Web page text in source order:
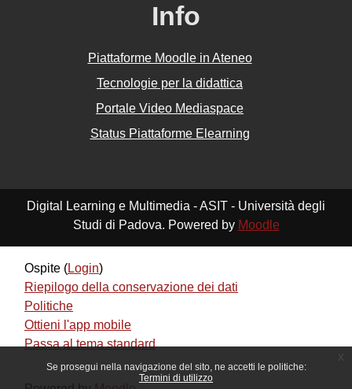
Se prosegui nella navigazione del sito, ne accetti le politiche:
Termini di utilizzo
Info
Piattaforme Moodle in Ateneo
Tecnologie per la didattica
Portale Video Mediaspace
Status Piattaforme Elearning
Digital Learning e Multimedia - ASIT - Università degli
Studi di Padova. Powered by Moodle
Ospite (Login)
Riepilogo della conservazione dei dati
Politiche
Ottieni l'app mobile
Passa al tema standard